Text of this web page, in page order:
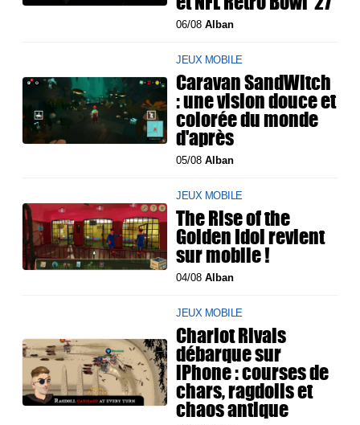
06/08Alban
JEUX MOBILE
Caravan SandWitch
: une vision douce et
colorée du monde
d'après
05/08Alban
JEUX MOBILE
The Rise of the
Golden Idol revient
sur mobile !
04/08Alban
JEUX MOBILE
Chariot Rivals
débarque sur
iPhone : courses de
chars, ragdolls et
chaos antique